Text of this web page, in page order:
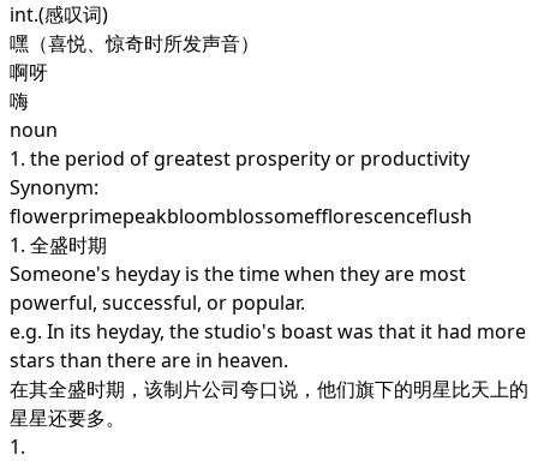
int.(感叹词)
嘿（喜悦、惊奇时所发声音）
啊呀
嗨
noun
1. the period of greatest prosperity or productivity
Synonym:
flowerprimepeakbloomblossomefflorescenceflush
1. 全盛时期
Someone's heyday is the time when they are most
powerful, successful, or popular.
e.g. In its heyday, the studio's boast was that it had more
stars than there are in heaven.
在其全盛时期，该制片公司夸口说，他们旗下的明星比天上的
星星还要多。
1.